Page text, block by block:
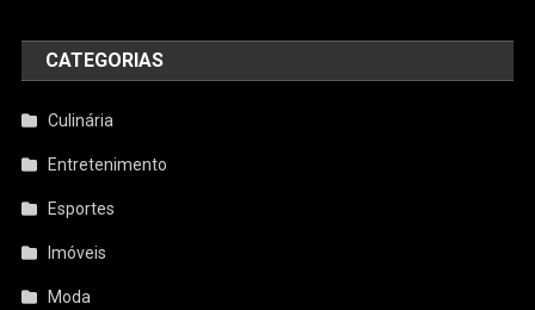
CATEGORIAS
Culinária
Entretenimento
Esportes
Imóveis
Moda